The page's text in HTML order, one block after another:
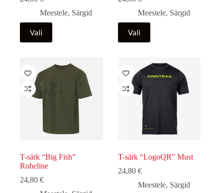
Meestele, Särgid
Vali
Sellel
tootel
on
Valikuid
teha
tootelehel.
Meestele, Särgid
Vali
Sellel
tootel
on
Valikuid
teha
tootelehel.
T-särk “Big Fish”
Roheline
24,80 €
T-särk “LogoQR” Must
24,80 €
Meestele, Särgid